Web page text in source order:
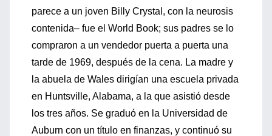
parece a un joven Billy Crystal, con la neurosis
contenida– fue el World Book; sus padres se lo
compraron a un vendedor puerta a puerta una
tarde de 1969, después de la cena. La madre y
la abuela de Wales dirigían una escuela privada
en Huntsville, Alabama, a la que asistió desde
los tres años. Se graduó en la Universidad de
Auburn con un título en finanzas, y continuó su